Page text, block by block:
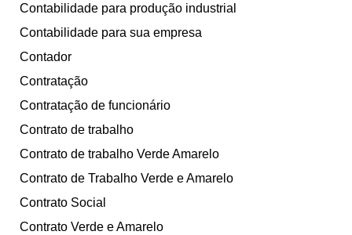
Contabilidade para produção industrial
Contabilidade para sua empresa
Contador
Contratação
Contratação de funcionário
Contrato de trabalho
Contrato de trabalho Verde Amarelo
Contrato de Trabalho Verde e Amarelo
Contrato Social
Contrato Verde e Amarelo